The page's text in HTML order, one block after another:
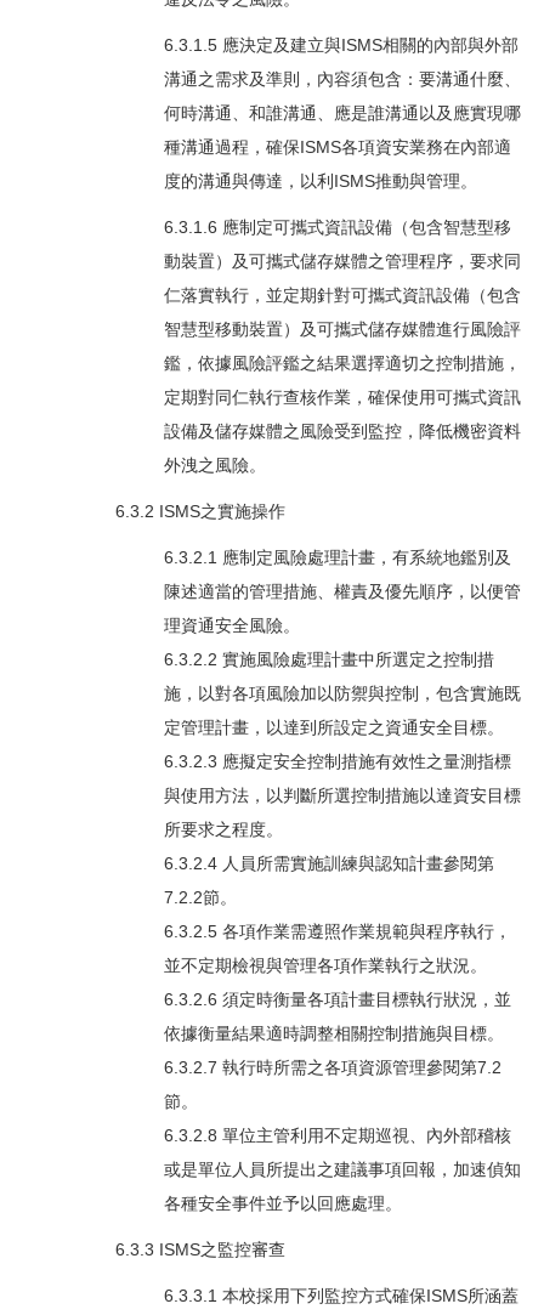
6.3.1.5 應決定及建立與ISMS相關的內部與外部
溝通之需求及準則，內容須包含：要溝通什麼、
何時溝通、和誰溝通、應是誰溝通以及應實現哪
種溝通過程，確保ISMS各項資安業務在內部適
度的溝通與傳達，以利ISMS推動與管理。
6.3.1.6 應制定可攜式資訊設備（包含智慧型移
動裝置）及可攜式儲存媒體之管理程序，要求同
仁落實執行，並定期針對可攜式資訊設備（包含
智慧型移動裝置）及可攜式儲存媒體進行風險評
鑑，依據風險評鑑之結果選擇適切之控制措施，
定期對同仁執行查核作業，確保使用可攜式資訊
設備及儲存媒體之風險受到監控，降低機密資料
外洩之風險。
6.3.2 ISMS之實施操作
6.3.2.1 應制定風險處理計畫，有系統地鑑別及
陳述適當的管理措施、權責及優先順序，以便管
理資通安全風險。
6.3.2.2 實施風險處理計畫中所選定之控制措
施，以對各項風險加以防禦與控制，包含實施既
定管理計畫，以達到所設定之資通安全目標。
6.3.2.3 應擬定安全控制措施有效性之量測指標
與使用方法，以判斷所選控制措施以達資安目標
所要求之程度。
6.3.2.4 人員所需實施訓練與認知計畫參閱第
7.2.2節。
6.3.2.5 各項作業需遵照作業規範與程序執行，
並不定期檢視與管理各項作業執行之狀況。
6.3.2.6 須定時衡量各項計畫目標執行狀況，並
依據衡量結果適時調整相關控制措施與目標。
6.3.2.7 執行時所需之各項資源管理參閱第7.2
節。
6.3.2.8 單位主管利用不定期巡視、內外部稽核
或是單位人員所提出之建議事項回報，加速偵知
各種安全事件並予以回應處理。
6.3.3 ISMS之監控審查
6.3.3.1 本校採用下列監控方式確保ISMS所涵蓋